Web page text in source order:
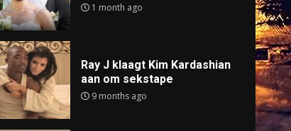
1 month ago
Ray J klaagt Kim Kardashian
aan om sekstape
9 months ago